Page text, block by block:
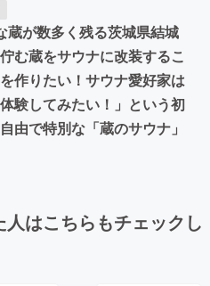
蔵が数多く残る茨城県結城
む蔵をサウナに改装するこ
作りたい！サウナ愛好家は
験してみたい！」という初
由で特別な「蔵のサウナ」
はこちらもチェックし